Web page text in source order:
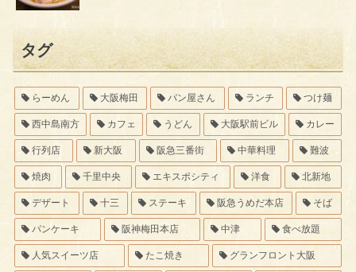
タグ
らーめん 大阪梅田 パン屋さん ランチ つけ麺
西中島南方 カフェ うどん 大阪駅前ビル カレー
行列店 新大阪 阪急三番街 中華料理 難波
焼肉 千里中央 エキスポシティ 洋食 北新地
デザート 十三 ステーキ 阪急うめだ本店 そば
パンケーキ 阪神梅田本店 中津 食べ放題
人気スイーツ店 たこ焼き グランフロント大阪